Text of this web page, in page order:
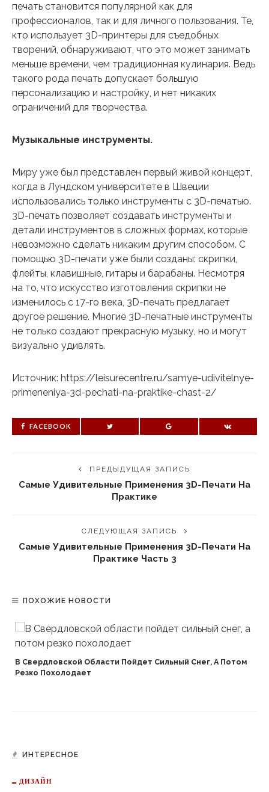
печать становится популярной как для
профессионалов, так и для личного пользования. Те,
кто использует 3D-принтеры для съедобных
творений, обнаруживают, что это может занимать
меньше времени, чем традиционная кулинария. Ведь
такого рода печать допускает большую
персонализацию и настройку, и нет никаких
ограничений для творчества.
Музыкальные инструменты.
Миру уже был представлен первый живой концерт,
когда в Лундском университете в Швеции
использовались только инструменты с 3D-печатью.
3D-печать позволяет создавать инструменты и
детали инструментов в сложных формах, которые
невозможно сделать никаким другим способом. С
помощью 3D-печати уже были созданы: скрипки,
флейты, клавишные, гитары и барабаны. Несмотря
на то, что искусство изготовления скрипки не
изменилось с 17-го века, 3D-печать предлагает
другое решение. Многие 3D-печатные инструменты
не только создают прекрасную музыку, но и могут
визуально удивлять.
Источник: https://leisurecentre.ru/samye-udivitelnye-
primeneniya-3d-pechati-na-praktike-chast-2/
FACEBOOK
ПРЕДЫДУЩАЯ ЗАПИСЬ
Самые Удивительные Применения 3D-Печати На
Практике
СЛЕДУЮЩАЯ ЗАПИСЬ
Самые Удивительные Применения 3D-Печати На
Практике Часть 3
ПОХОЖИЕ НОВОСТИ
В Свердловской Области Пойдет Сильный Снег, А Потом
Резко Похолодает
ИНТЕРЕСНОЕ
ДИЗАЙН